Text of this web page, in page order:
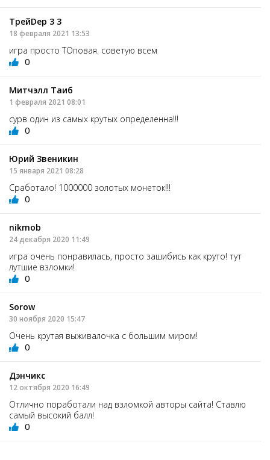
TpeйDep 3 3
18 февраля 2021 13:53
игра просто ТОповая. советую всем
0
Митчэлл Таиб
1 февраля 2021 08:01
сурв один из самых крутых определенна!!!
0
Юрий Звеникин
15 января 2021 08:28
Сработало! 1000000 золотых монеток!!!
0
nikmob
24 декабря 2020 11:49
игра очень понравилась, просто зашибись как круто! тут
лутшие взломки!
0
Sorow
30 ноября 2020 15:47
Очень крутая выживалочка с большим миром!
0
Дэнчикс
12 октября 2020 16:49
Отлично поработали над взломкой авторы сайта! Ставлю
самый высокий балл!
0